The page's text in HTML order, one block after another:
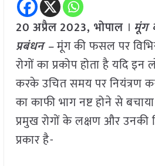
20 अप्रैल2023, भोपाल । मूंग
प्रबंधन –मूंग की फसल पर
रोगों का प्रकोप होता है यदि
करके उचित समय पर नियंत्रण
का काफी भाग नष्ट होने से
प्रमुख रोगों के लक्षण और उनकी
प्रकार है-